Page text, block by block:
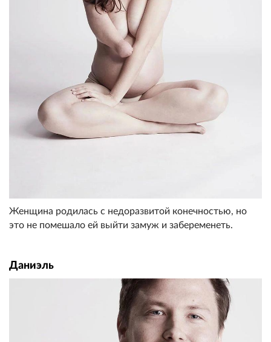
Женщина родилась с недоразвитой конечностью, но
это не помешало ей выйти замуж и забеременеть.
Даниэль